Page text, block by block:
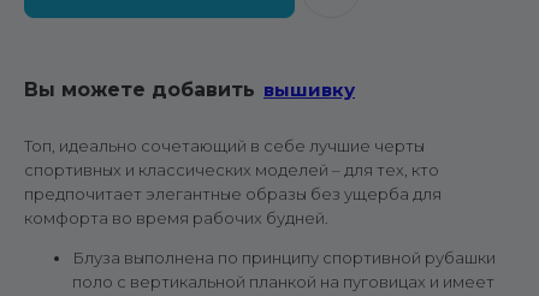
Вы можете добавить вышивку
Топ, идеально сочетающий в себе лучшие черты
спортивных и классических моделей – для тех, кто
предпочитает элегантные образы без ущерба для
комфорта во время рабочих будней.
Блуза выполнена по принципу спортивной рубашки
поло с вертикальной планкой на пуговицах и имеет